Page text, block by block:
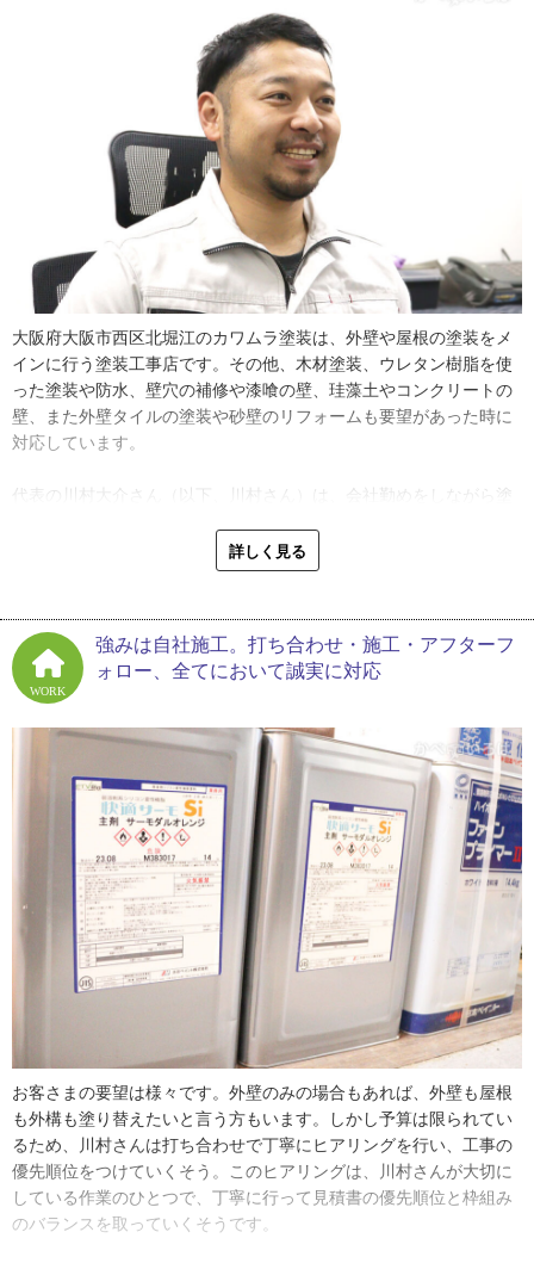
大阪府大阪市西区北堀江のカワムラ塗装は、外壁や屋根の塗装をメ
インに行う塗装工事店です。その他、木材塗装、ウレタン樹脂を使
った塗装や防水、壁穴の補修や漆喰の壁、珪藻土やコンクリートの
壁、また外壁タイルの塗装や砂壁のリフォームも要望があった時に
対応しています。
代表の川村大介さん（以下、川村さん）は、会社勤めをしながら塗
ました。そのガッツある姿勢の原動力は何だったのか？お話を伺い
てしまって。自分で意思決定をして仕事をしたい欲が出てきて、父
の塗装店で会社員とは違う、極力自分で決定できる動き方で仕事を
やらせてもらうようになったんです」
会社勤めと家業の手伝い。二足のわらじ状態をしばらく続け、２０
２０年に念願の独立開業へ。独立して大変だと思ったのは、マンシ
ョンの大規模修繕などの現場で工期を間に合わせながら各所の工事
品質を保つこと。外部スタッフを管理する難しさをそこで体感した
そうです。
今後は塗装工事以外のお客さまのお困りごとに対応するために、体
制づくりをしていきたいそうです。守備範囲を広げて売り上げを伸
ばし、会社の基盤を強くしていきたいと前向きでした。
詳しく見る
WORK
強みは自社施工。打ち合わせ・施工・アフターフ
ォロー、全てにおいて誠実に対応
お客さまの要望は様々です。外壁のみの場合もあれば、外壁も屋根
も外構も塗り替えたいと言う方もいます。しかし予算は限られてい
るため、川村さんは打ち合わせで丁寧にヒアリングを行い、工事の
優先順位をつけていくそう。このヒアリングは、川村さんが大切に
している作業のひとつで、丁寧に行って見積書の優先順位と枠組み
のバランスを取っていくそうです。